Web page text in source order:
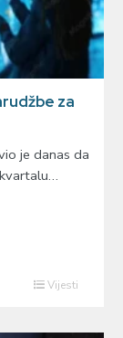
za
je danas da
Vijesti